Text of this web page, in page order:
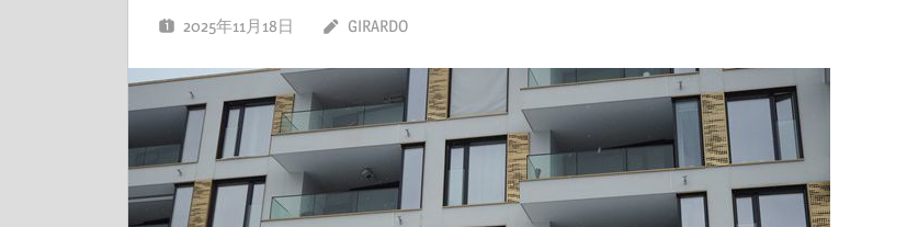
2025年11月18日 GIRARDO